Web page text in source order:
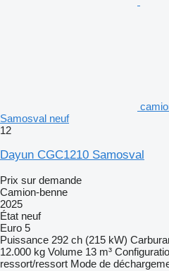
Samosval neuf
12
Dayun CGC1210 Samosval
Prix sur demande
Camion-benne
2025
État neuf
Euro 5
Puissance 292 ch (215 kW)
12.000 kg Volume 13 m³
ressort/ressort Mode de